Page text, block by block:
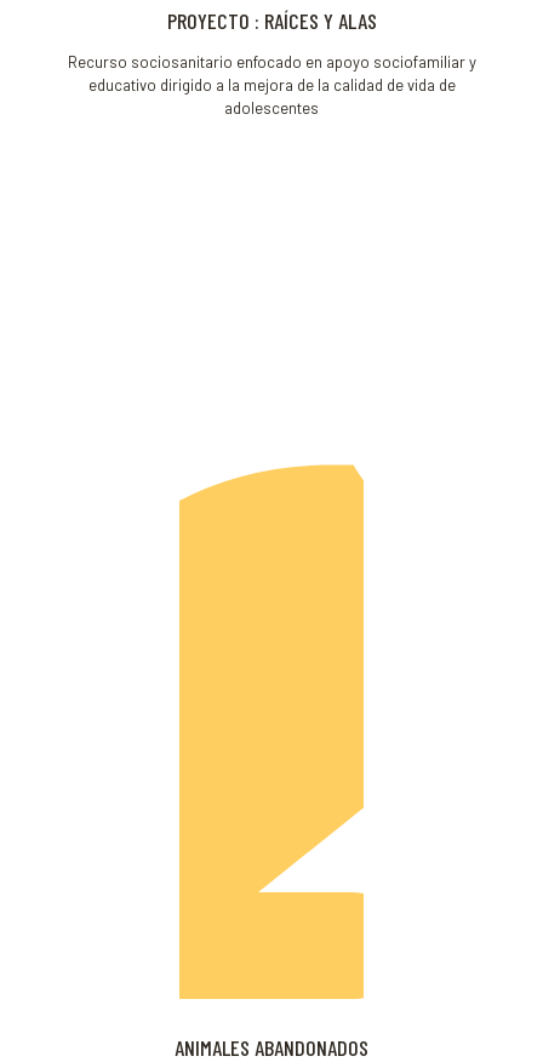
PROYECTO : RAÍCES Y ALAS
Recurso sociosanitario enfocado en apoyo sociofamiliar y
educativo dirigido a la mejora de la calidad de vida de
adolescentes
ANIMALES ABANDONADOS